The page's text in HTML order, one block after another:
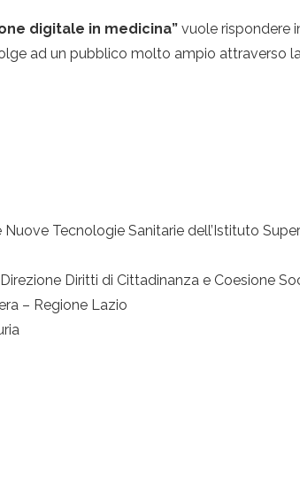
digitale in medicina” vuole rispondere
ad un pubblico molto ampio attraverso
Tecnologie Sanitarie dell’Istituto
Diritti di Cittadinanza e Coesione
– Regione Lazio